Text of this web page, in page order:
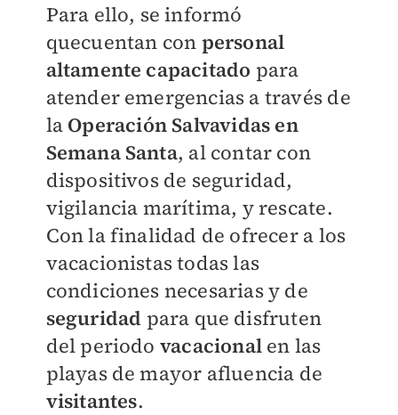
Para ello, se informó
quecuentan con personal
altamente capacitado para
atender emergencias a través de
la Operación Salvavidas en
Semana Santa, al contar con
dispositivos de seguridad,
vigilancia marítima, y rescate.
Con la finalidad de ofrecer a los
vacacionistas todas las
condiciones necesarias y de
seguridad para que disfruten
del periodo vacacional en las
playas de mayor afluencia de
visitantes.